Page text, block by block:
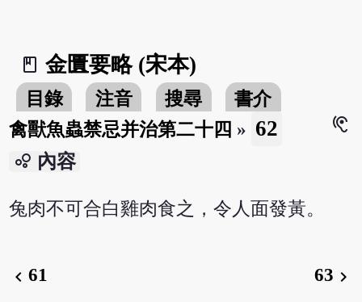
book_2
金匱要略 (宋本)
目錄 注音 搜尋
書介
禽獸魚蟲禁忌并治第二十四 » 62
hearing
bubble_chart 內容
兔肉不可合白雞肉食之，令人面發黃。
chevron_left61 63 chevron_right